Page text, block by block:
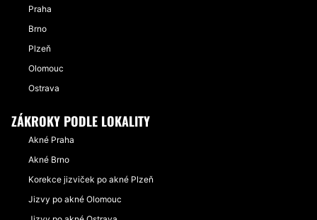
Praha
Brno
Plzeň
Olomouc
Ostrava
ZÁKROKY PODLE LOKALITY
Akné Praha
Akné Brno
Korekce jizviček po akné Plzeň
Jizvy po akné Olomouc